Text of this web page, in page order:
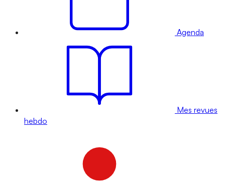
Agenda
Mes revues
hebdo